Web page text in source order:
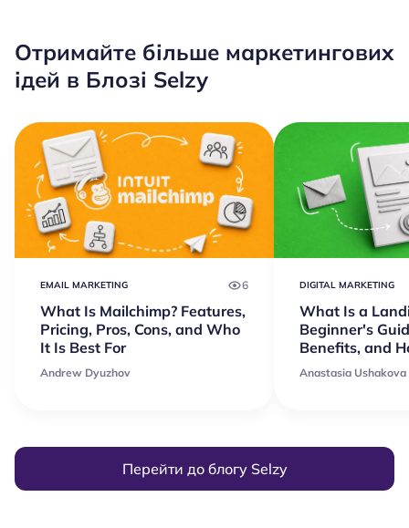
Отримайте більше маркетингових
ідей в Блозі Selzy
EMAIL MARKETING 6
What Is Mailchimp? Features,
Pricing, Pros, Cons, and Who
It Is Best For
Andrew Dyuzhov
DIGITAL MARKETING
What Is a
Beginner's
Benefits, and
Anastasia Ushakova
Перейти до блогу Selzy